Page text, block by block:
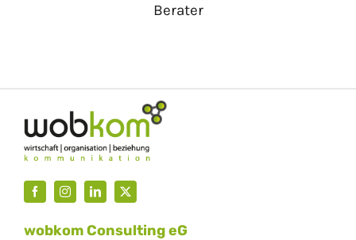
Berater
wobkom Consulting eG